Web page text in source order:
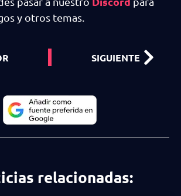
y otros temas.
SIGUIENTE
relacionadas: